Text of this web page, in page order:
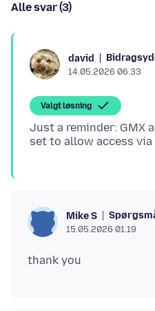
Alle svar (3)
david
14.05.2026 06.33
Valgt løsning
Just a reminder: GMX
Mike S
15.05.2026 01.19